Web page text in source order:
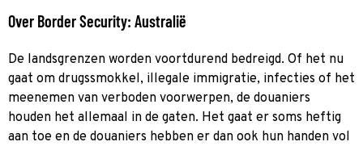
Over Border Security: Australië
De landsgrenzen worden voortdurend bedreigd. Of het nu
gaat om drugssmokkel, illegale immigratie, infecties of het
meenemen van verboden voorwerpen, de douaniers
houden het allemaal in de gaten. Het gaat er soms heftig
aan toe en de douaniers hebben er dan ook hun handen vol